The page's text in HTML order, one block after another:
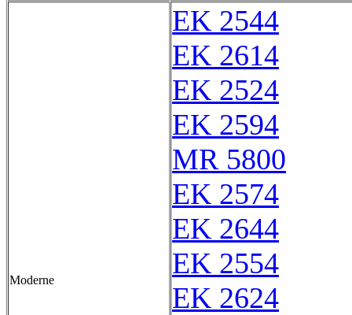
Moderne
EK 2544
EK 2614
EK 2524
EK 2594
MR 5800
EK 2574
EK 2644
EK 2554
EK 2624